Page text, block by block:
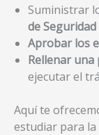
Suministrar
de Seguridad
Aprobar los
Rellenar una
ejecutar el
Aquí te
estudiar para